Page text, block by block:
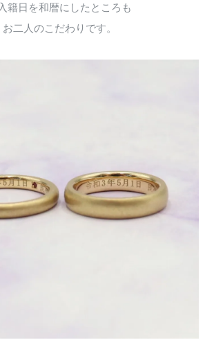
籍日を和暦にしたところも
お二人のこだわりです。